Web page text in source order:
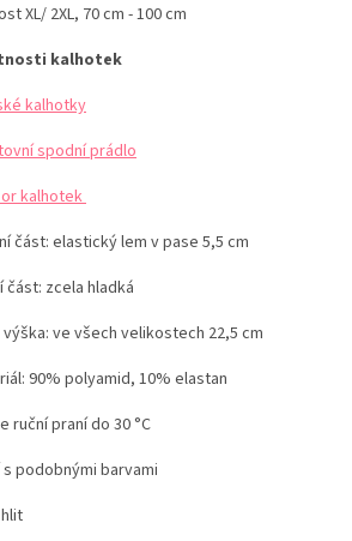
XL/ 2XL, 70 cm - 100 cm
kalhotek
kalhotky
spodní prádlo
kalhotek
část: elastický lem v pase 5,5 cm
část: zcela hladká
ve všech velikostech 22,5 cm
90% polyamid, 10% elastan
ruční praní do 30 °C
s podobnými barvami